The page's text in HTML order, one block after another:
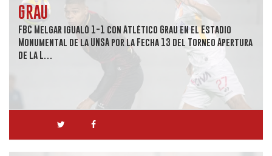
GRAU
FBC Melgar igualó 1-1 con Atlético Grau en el Estadio
Monumental de la UNSA por la Fecha 13 del Torneo Apertura
de la L…